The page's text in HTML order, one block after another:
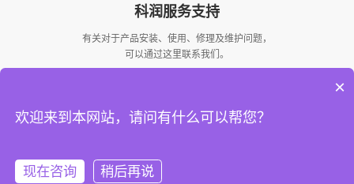
科润服务支持
有关对于产品安装、使用、修理及维护问题，
可以通过这里联系我们。
×
欢迎来到本网站，请问有什么可以帮您？
现在咨询 稍后再说